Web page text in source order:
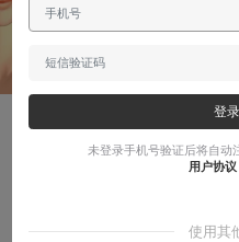
追忆《寄生前夜》
登
未登录手机号验证后将自动
用户协议
使用其